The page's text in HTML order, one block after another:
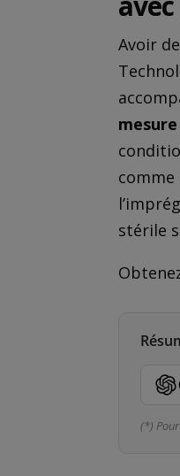
Avoir
stérile
(*)